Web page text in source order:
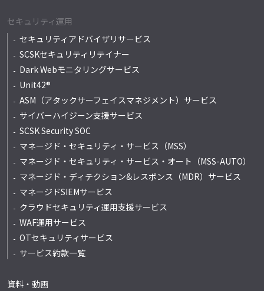
セキュリティ運用
セキュリティアドバイザリサービス
SCSKセキュリティリテイナー
Dark Webモニタリングサービス
Unit42®
ASM（アタックサーフェイスマネジメント）サービス
サイバーハイジーン支援サービス
SCSK Security SOC
マネージド・セキュリティ・サービス（MSS）
マネージド・セキュリティ・サービス・オート （MSS-AUTO）
マネージド・ディテクション&レスポンス （MDR）サービス
マネージドSIEMサービス
クラウドセキュリティ運用支援サービス
WAF運用サービス
OTセキュリティサービス
サービス約款一覧
資料・動画